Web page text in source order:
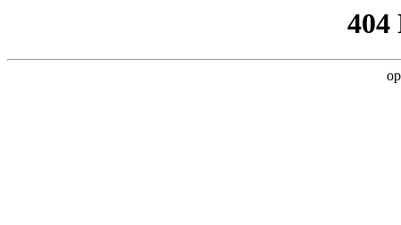
404